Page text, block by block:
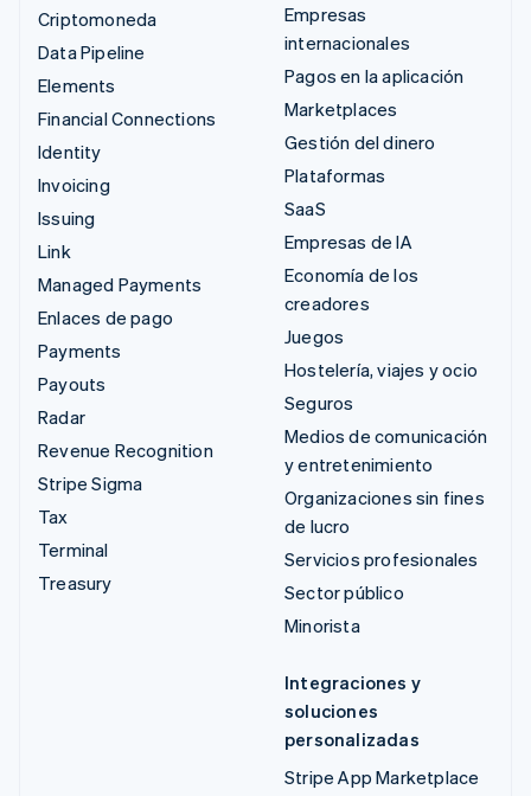
Criptomoneda
Data Pipeline
Elements
Financial Connections
Identity
Invoicing
Issuing
Link
Managed Payments
Enlaces de pago
Payments
Payouts
Radar
Revenue Recognition
Stripe Sigma
Tax
Terminal
Treasury
Empresas
internacionales
Pagos en la aplicación
Marketplaces
Gestión del dinero
Plataformas
SaaS
Empresas de IA
Economía de los
creadores
Juegos
Hostelería, viajes y ocio
Seguros
Medios de comunicación
y entretenimiento
Organizaciones sin fines
de lucro
Servicios profesionales
Sector público
Minorista
Integraciones y
soluciones
personalizadas
Stripe App Marketplace